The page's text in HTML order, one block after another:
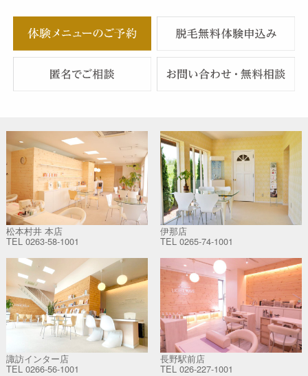
松本村井 本店
TEL 0263-58-1001
伊那店
TEL 0265-74-1001
諏訪インター店
TEL 0266-56-1001
長野駅前店
TEL 026-227-1001